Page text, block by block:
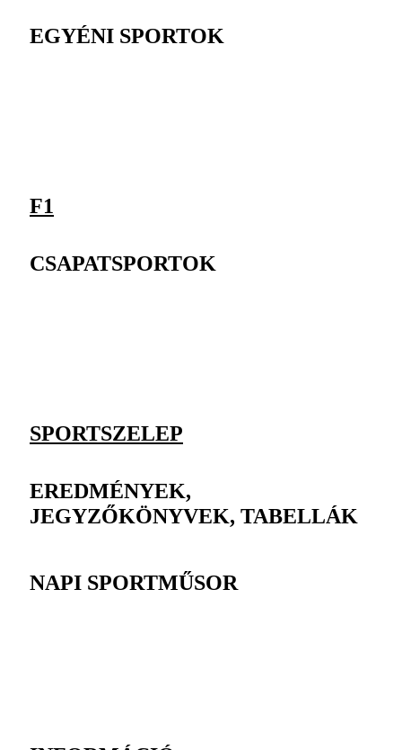
EGYÉNI SPORTOK
F1
CSAPATSPORTOK
SPORTSZELEP
EREDMÉNYEK,
JEGYZŐKÖNYVEK, TABELLÁK
NAPI SPORTMŰSOR